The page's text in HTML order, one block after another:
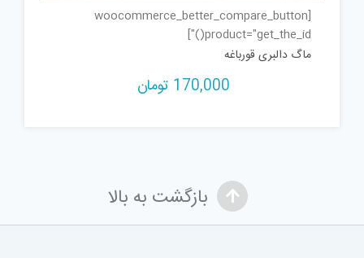
[woocommerce_better_compare_button
product="get_the_id()"]
ماگ دالبری قورباغه
170,000 تومان
بازگشت به بالا